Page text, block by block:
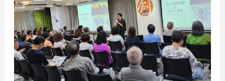
回
顧】
Dr
Mall
X
樂